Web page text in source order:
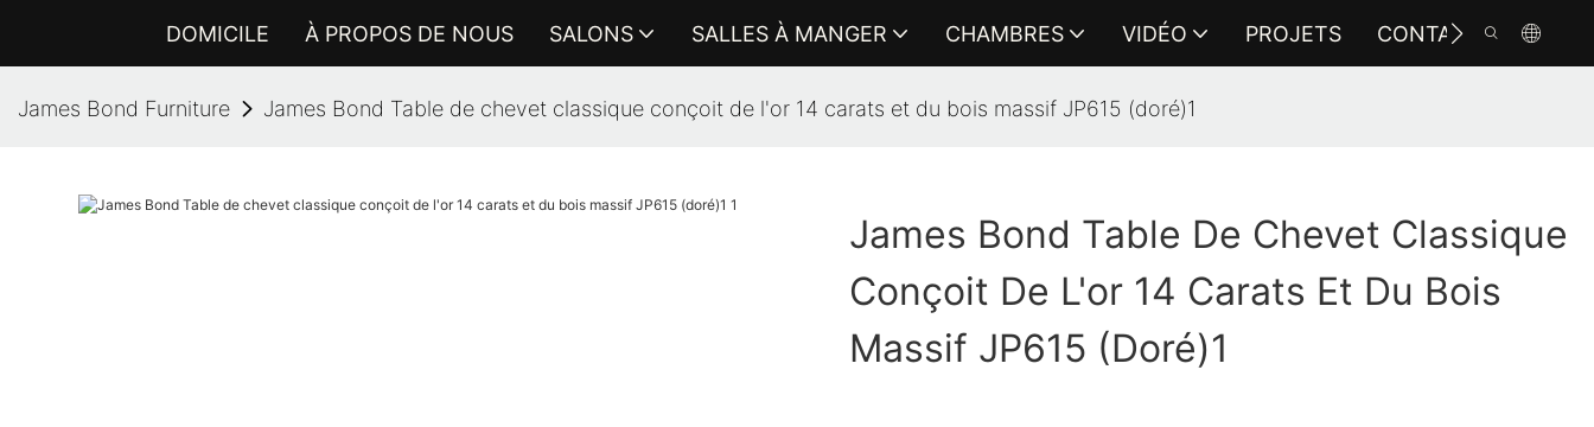
DOMICILE À PROPOS DE NOUS SALONS SALLES À MANGER CHAMBRES VIDÉO PROJETS CONTACTEZ-NOUS
James Bond Furniture James Bond Table de chevet classique conçoit de l'or 14 carats et du bois massif JP615 (doré)1
James Bond Table De Chevet Classique
Conçoit De L'or 14 Carats Et Du Bois
Massif JP615 (doré)1